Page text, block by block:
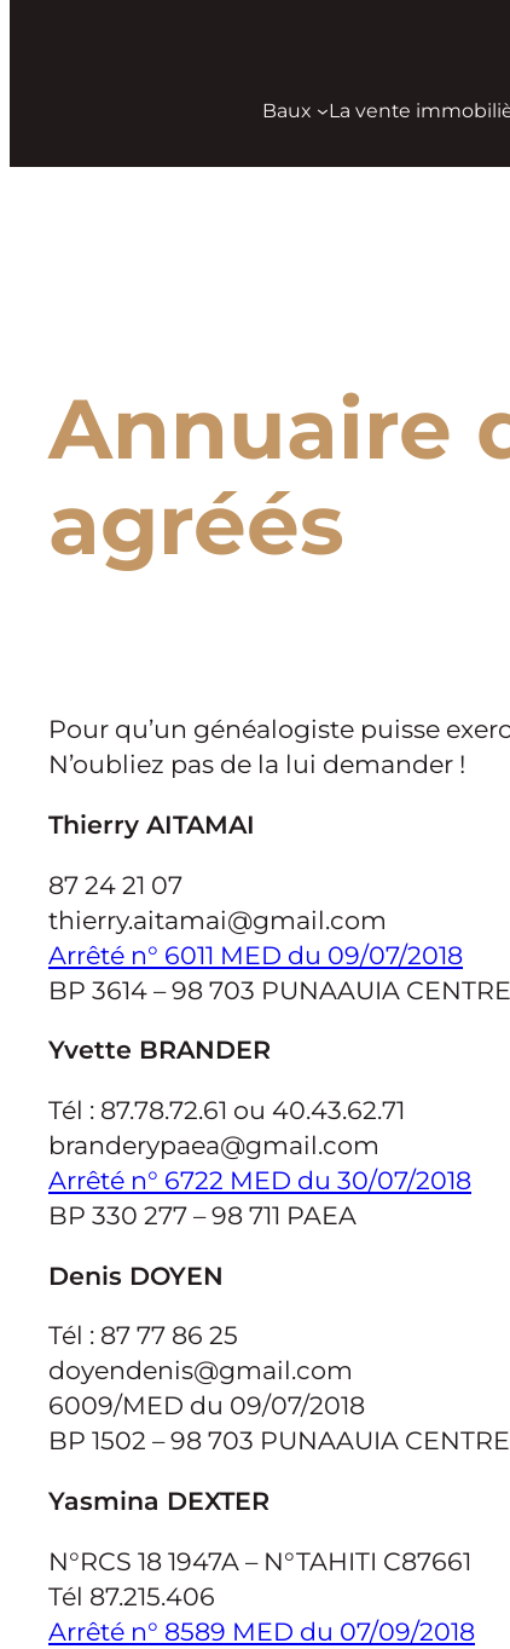
Baux La vente
Annuaire
agréés
Pour qu’un généalogiste puisse
N’oubliez pas de la lui demander !
Thierry AITAMAI
87 24 21 07
thierry.aitamai@gmail.com
Arrêté n° 6011 MED du 09/07/2018
BP 3614 – 98 703 PUNAAUIA CENTRE
Yvette BRANDER
Tél : 87.78.72.61 ou 40.43.62.71
branderypaea@gmail.com
Arrêté n° 6722 MED du 30/07/2018
BP 330 277 – 98 711 PAEA
Denis DOYEN
Tél : 87 77 86 25
doyendenis@gmail.com
6009/MED du 09/07/2018
BP 1502 – 98 703 PUNAAUIA CENTRE
Yasmina DEXTER
N°RCS 18 1947A – N°TAHITI C87661
Tél 87.215.406
Arrêté n° 8589 MED du 07/09/2018